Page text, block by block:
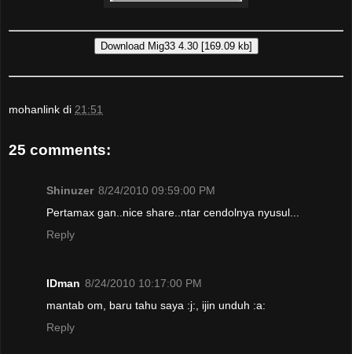
mohanlink di 21:51
25 comments:
Shinuzer 8/24/2010 09:59:00 PM
Pertamax gan..nice share..ntar cendolnya nyusul...
Reply
IDman 8/24/2010 10:17:00 PM
mantab om, baru tahu saya :j:, ijin unduh :a:
Reply